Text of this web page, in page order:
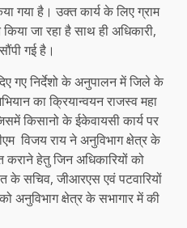
गया है। उक्त कार्य के लिए ग्राम
जा रहा है साथ ही अधिकारी,
गई है।
गए निर्देशो के अनुपालन में जिले के
का क्रियान्वयन राजस्व महा
किसानो के ईकेवायसी कार्य पर
विजय राय ने अनुविभाग क्षेत्र के
कराने हेतु जिन अधिकारियों को
के सचिव, जीआरएस एवं पटवारियों
अनुविभाग क्षेत्र के सभागार में की